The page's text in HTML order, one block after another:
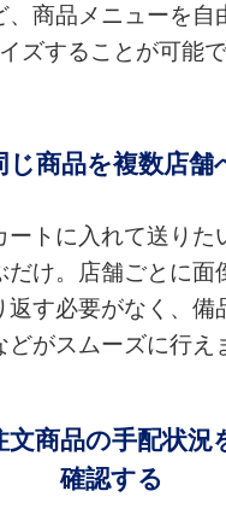
、商品メニューを自
ズすることが可能で
じ商品を複数店舗
ートに入れて送りた
だけ。店舗ごとに面
返す必要がなく、備
どがスムーズに行え
文商品の手配状況
確認する